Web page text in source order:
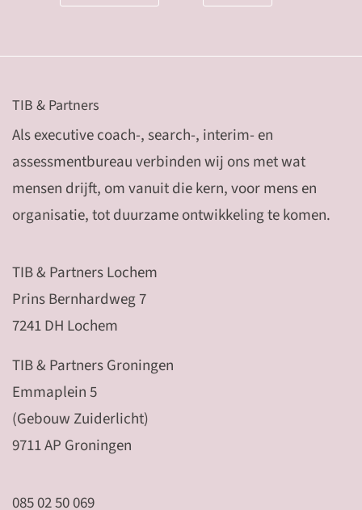
TIB & Partners
Als executive coach-, search-, interim- en
assessmentbureau verbinden wij ons met wat
mensen drijft, om vanuit die kern, voor mens en
organisatie, tot duurzame ontwikkeling te komen.
TIB & Partners Lochem
Prins Bernhardweg 7
7241 DH Lochem
TIB & Partners Groningen
Emmaplein 5
(Gebouw Zuiderlicht)
9711 AP Groningen
085 02 50 069